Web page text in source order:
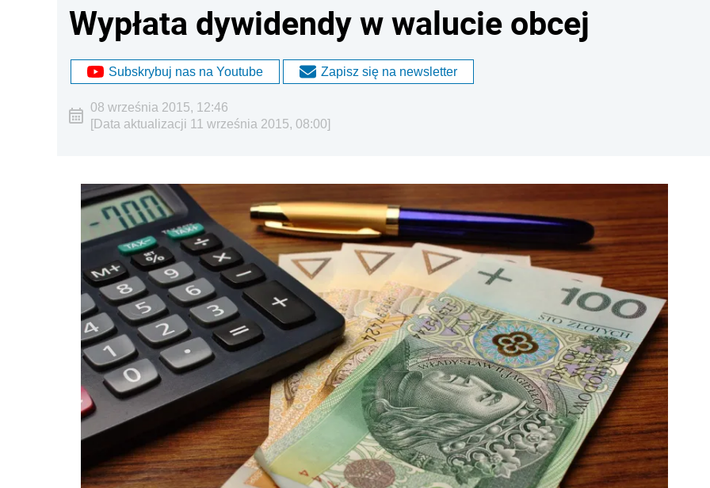
Wypłata dywidendy w walucie obcej
Subskrybuj nas na Youtube Zapisz się na newsletter
08 września 2015, 12:46
[Data aktualizacji 11 września 2015, 08:00]